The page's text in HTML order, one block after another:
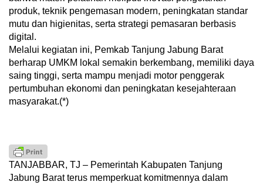
produk, teknik pengemasan modern, peningkatan standar
mutu dan higienitas, serta strategi pemasaran berbasis
digital.
Melalui kegiatan ini, Pemkab Tanjung Jabung Barat
berharap UMKM lokal semakin berkembang, memiliki daya
saing tinggi, serta mampu menjadi motor penggerak
pertumbuhan ekonomi dan peningkatan kesejahteraan
masyarakat.(*)
TANJABBAR, TJ – Pemerintah Kabupaten Tanjung
Jabung Barat terus memperkuat komitmennya dalam